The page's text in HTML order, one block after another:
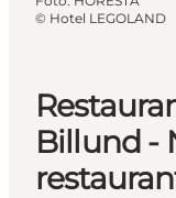
Billund -
© Hotel LEGOLAND